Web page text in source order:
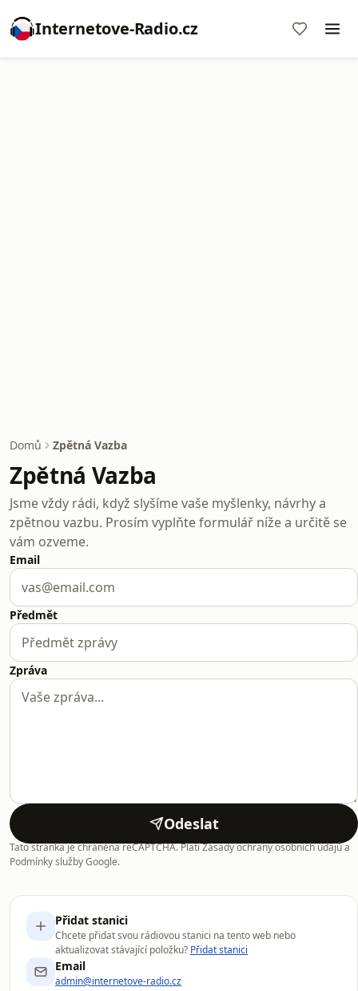
Internetove-Radio.cz
Domů Zpětná Vazba
Zpětná Vazba
Jsme vždy rádi, když slyšíme vaše myšlenky, návrhy a
zpětnou vazbu. Prosím vyplňte formulář níže a určitě se
vám ozveme.
Email
Předmět
Zpráva
Odeslat
Tato stránka je chráněna reCAPTCHA. Platí Zásady ochrany osobních údajů a
Podmínky služby Google.
Přidat stanici
Chcete přidat svou rádiovou stanici na tento web nebo
aktualizovat stávající položku? Přidat stanici
Email
admin@internetove-radio.cz